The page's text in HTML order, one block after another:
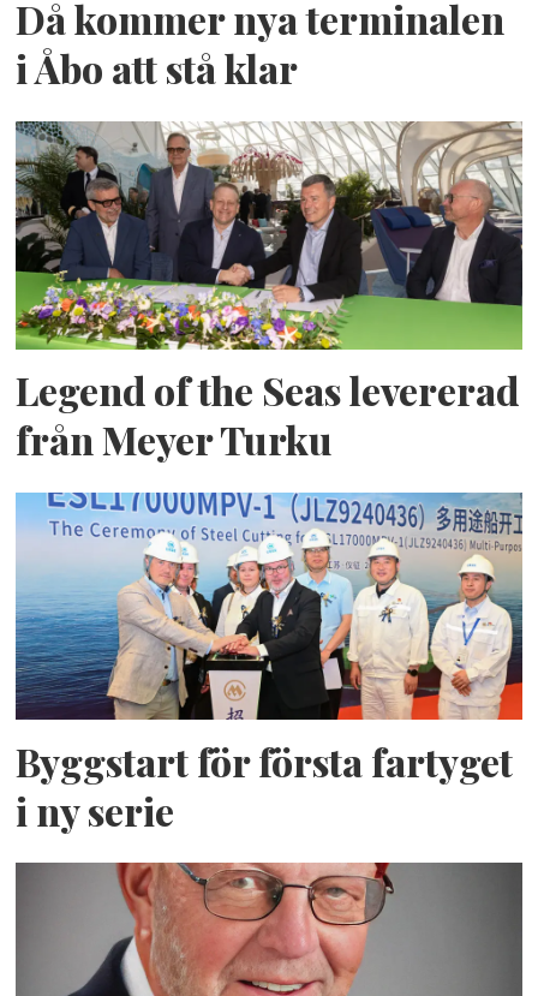
Då kommer nya terminalen
i Åbo att stå klar
Legend of the Seas levererad
från Meyer Turku
Byggstart för första fartyget
i ny serie